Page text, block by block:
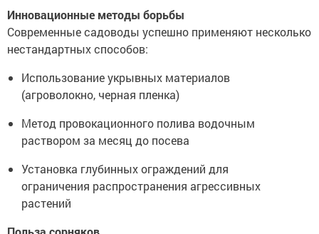
Инновационные методы борьбы
Современные садоводы успешно применяют несколько
нестандартных способов:
Использование укрывных материалов
(агроволокно, черная пленка)
Метод провокационного полива водочным
раствором за месяц до посева
Установка глубинных ограждений для
ограничения распространения агрессивных
растений